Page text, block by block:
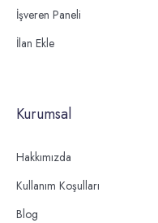
İşveren Paneli
İlan Ekle
Kurumsal
Hakkımızda
Kullanım Koşulları
Blog